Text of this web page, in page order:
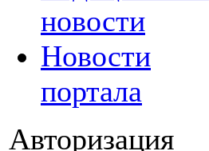
новости
Новости
портала
Авторизация